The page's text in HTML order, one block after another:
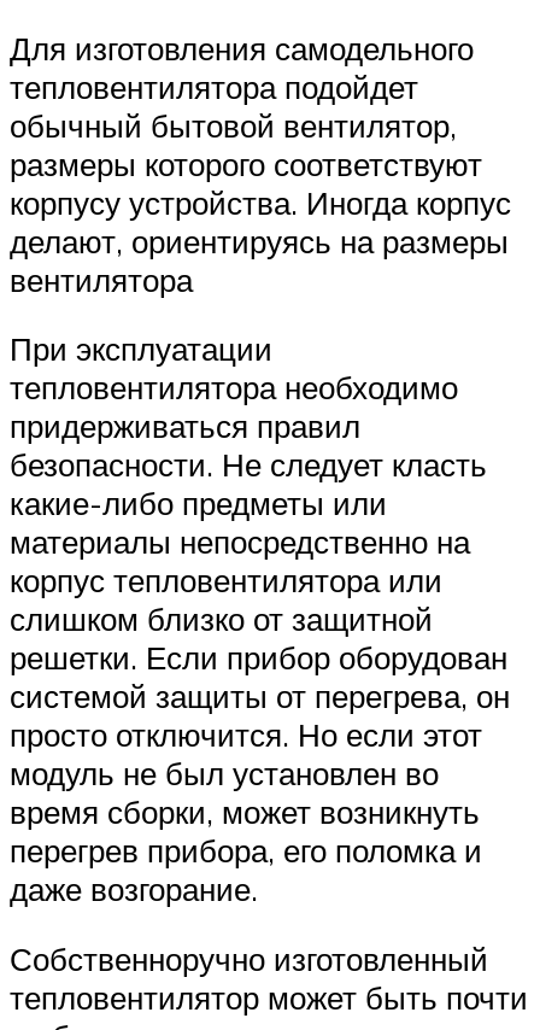
Для изготовления самодельного
тепловентилятора подойдет
обычный бытовой вентилятор,
размеры которого соответствуют
корпусу устройства. Иногда корпус
делают, ориентируясь на размеры
вентилятора
При эксплуатации
тепловентилятора необходимо
придерживаться правил
безопасности. Не следует класть
какие-либо предметы или
материалы непосредственно на
корпус тепловентилятора или
слишком близко от защитной
решетки. Если прибор оборудован
системой защиты от перегрева, он
просто отключится. Но если этот
модуль не был установлен во
время сборки, может возникнуть
перегрев прибора, его поломка и
даже возгорание.
Собственноручно изготовленный
тепловентилятор может быть почти